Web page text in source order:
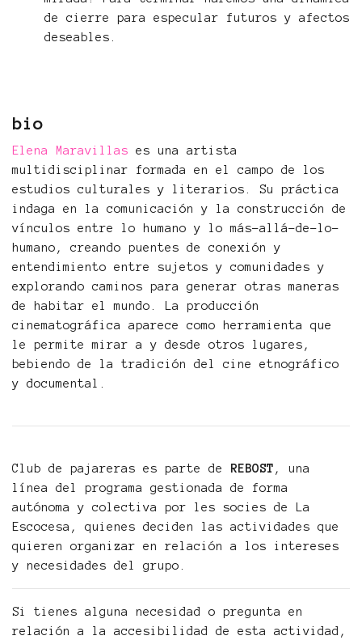
de cierre para especular futuros y afectos
deseables.
bio
Elena Maravillas es una artista
multidisciplinar formada en el campo de los
estudios culturales y literarios. Su práctica
indaga en la comunicación y la construcción de
vínculos entre lo humano y lo más-allá-de-lo-
humano, creando puentes de conexión y
entendimiento entre sujetos y comunidades y
explorando caminos para generar otras maneras
de habitar el mundo. La producción
cinematográfica aparece como herramienta que
le permite mirar a y desde otros lugares,
bebiendo de la tradición del cine etnográfico
y documental.
Club de pajareras es parte de REBOST , una
línea del programa gestionada de forma
autónoma y colectiva por les socies de La
Escocesa, quienes deciden las actividades que
quieren organizar en relación a los intereses
y necesidades del grupo.
Si tienes alguna necesidad o pregunta en
relación a la accesibilidad de esta actividad,